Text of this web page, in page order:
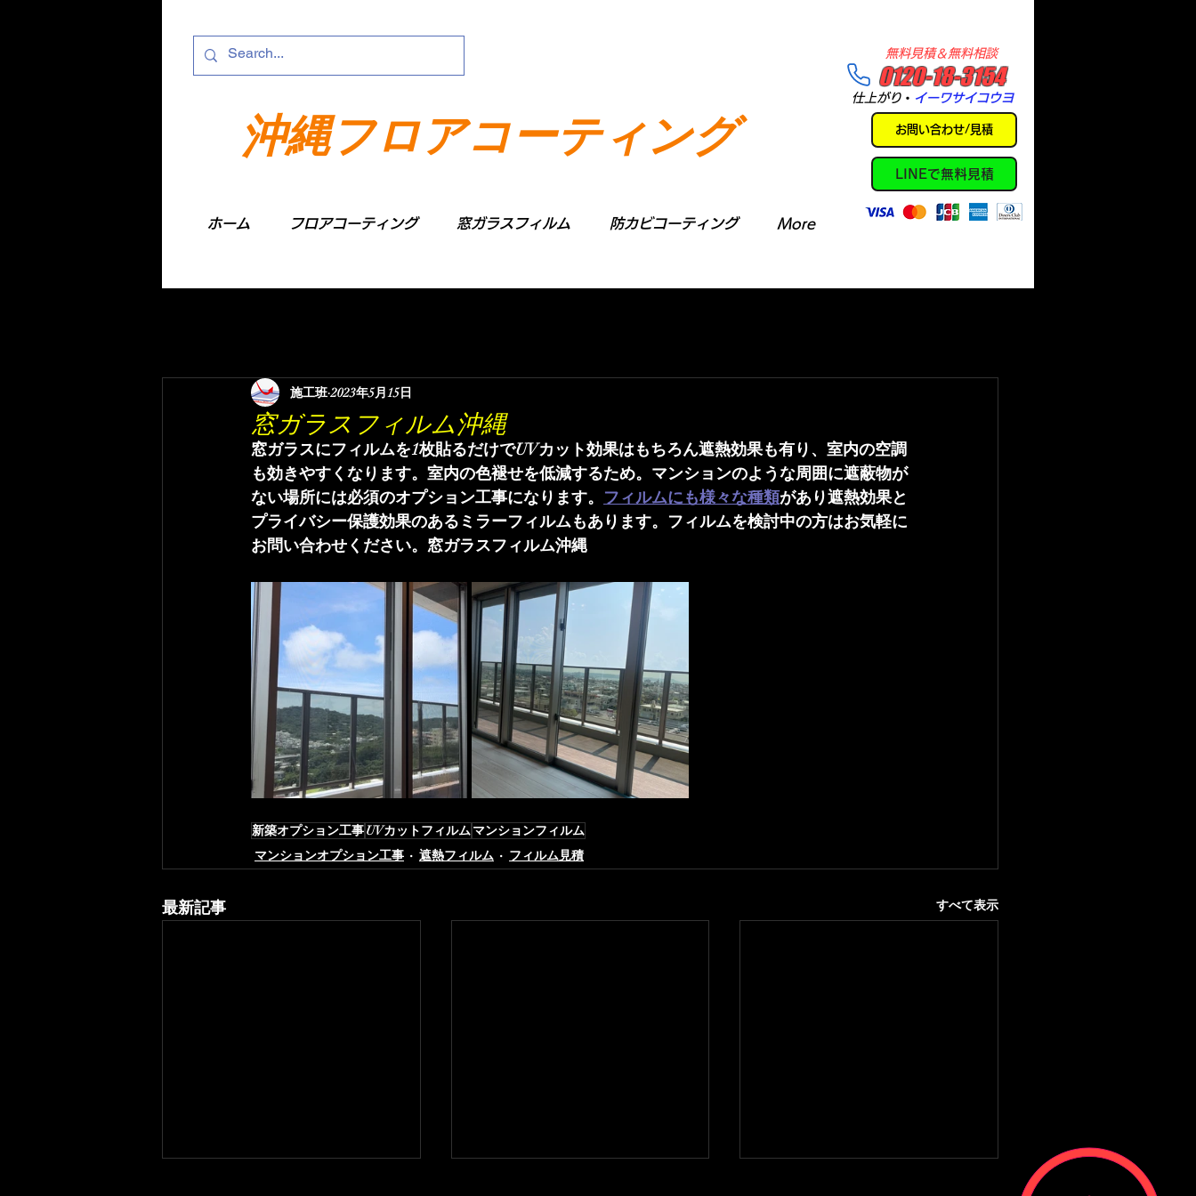
沖縄フロアコーティング
ホーム フロアコーティング 窓ガラスフィルム 防カビコーティング More
​0120-18-3154
​無料見積＆無料相談
​仕上がり ・ イーワサイコウヨ
お問い合わせ/見積
LINEで無料見積
窓ガラスフィルム沖縄
施工班 2023年5月15日
窓ガラスにフィルムを1枚貼るだけでUVカット効果はもちろん遮熱効果も有り、室内の空調
も効きやすくなります。室内の色褪せを低減するため。マンションのような周囲に遮蔽物が
ない場所には必須のオプション工事になります。 フィルムにも様々な種類があり遮熱効果と
プライバシー保護効果のあるミラーフィルムもあります。フィルムを検討中の方はお気軽に
お問い合わせください。窓ガラスフィルム沖縄
新築オプション工事UVカットフィルムマンションフィルム
マンションオプション工事
遮熱フィルム フィルム見積
最新記事 すべて表示